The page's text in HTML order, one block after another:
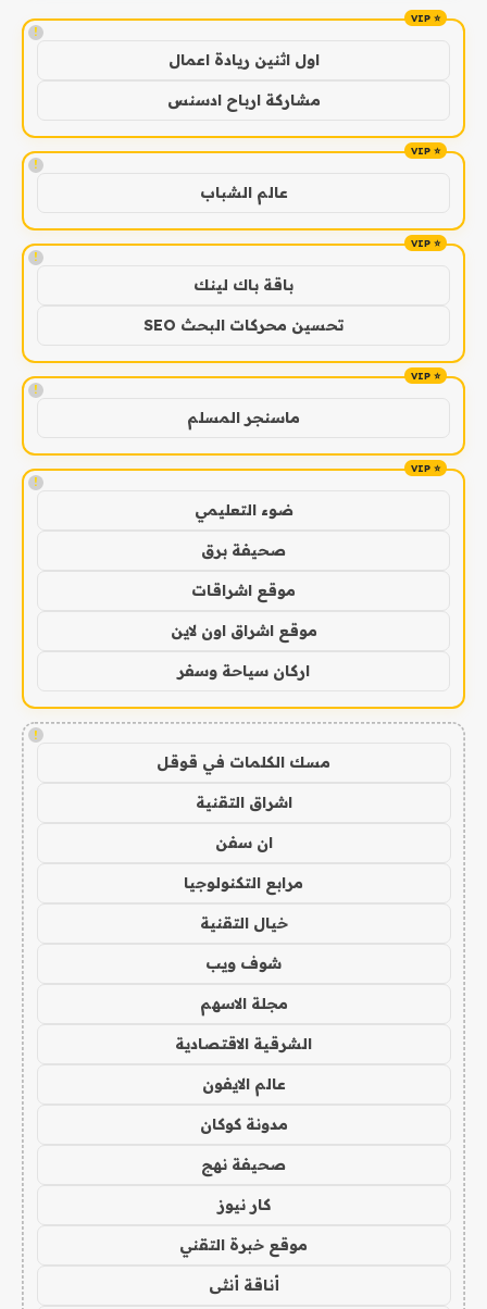
!
اول اثنين ريادة اعمال
مشاركة ارباح ادسنس
!
عالم الشباب
!
باقة باك لينك
تحسين محركات البحث SEO
!
ماسنجر المسلم
!
ضوء التعليمي
صحيفة برق
موقع اشراقات
موقع اشراق اون لاين
اركان سياحة وسفر
!
مسك الكلمات في قوقل
اشراق التقنية
ان سفن
مرابع التكنولوجيا
خيال التقنية
شوف ويب
مجلة الاسهم
الشرقية الاقتصادية
عالم الايفون
مدونة كوكان
صحيفة نهج
كار نيوز
موقع خبرة التقني
أناقة أنثى